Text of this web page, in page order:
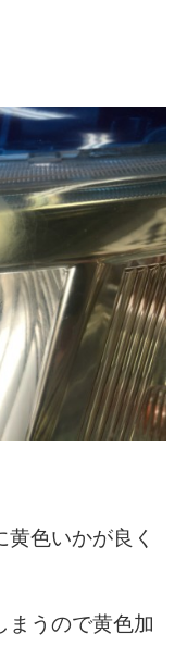
色いかが良く
まうので黄色加